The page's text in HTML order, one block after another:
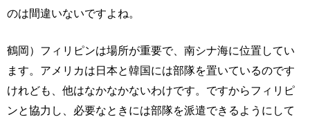
のは間違いないですよね。
鶴岡）フィリピンは場所が重要で、南シナ海に位置してい
ます。アメリカは日本と韓国には部隊を置いているのです
けれども、他はなかなかないわけです。ですからフィリピ
ンと協力し、必要なときには部隊を派遣できるようにして